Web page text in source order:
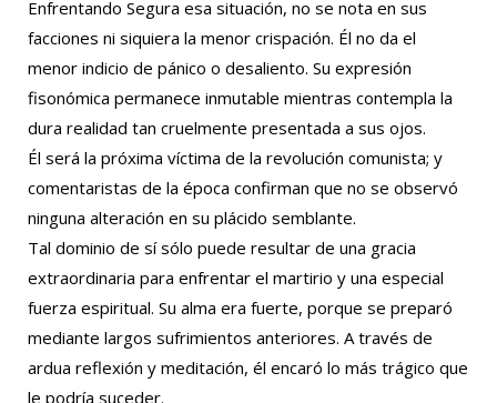
Enfrentando Segura esa situación, no se nota en sus
facciones ni siquiera la menor crispación. Él no da el
menor indicio de pánico o desaliento. Su expresión
fisonómica permanece inmutable mientras contempla la
dura realidad tan cruelmente presentada a sus ojos.
Él será la próxima víctima de la revolución comunista; y
comentaristas de la época confirman que no se observó
ninguna alteración en su plácido semblante.
Tal dominio de sí sólo puede resultar de una gracia
extraordinaria para enfrentar el martirio y una especial
fuerza espiritual. Su alma era fuerte, porque se preparó
mediante largos sufrimientos anteriores. A través de
ardua reflexión y meditación, él encaró lo más trágico que
le podría suceder.